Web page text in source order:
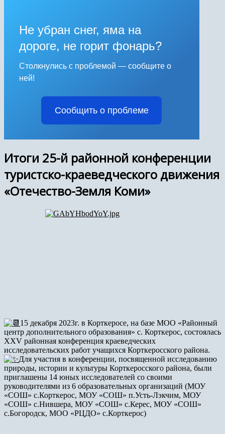
Не убран снег, яма на
дороге, не горит фонарь?
Столкнулись с проблемой — сообщите о
ней!
Сообщить о проблеме
Итоги 25-й районной конференции
туристско-краеведческого движения
«Отечество-Земля Коми»
15 декабря 2023г. в Корткеросе, на базе МОО «Районный
центр дополнительного образования» с. Корткерос, состоялась
XXV районная конференция краеведческих
исследовательских работ учащихся Корткеросского района.
Для участия в конференции, посвященной исследованию
природы, истории и культуры Корткеросского района, были
приглашены 14 юных исследователей со своими
руководителями из 6 образовательных организаций (МОУ
«СОШ» с.Корткерос, МОУ «СОШ» п.Усть-Лэкчим, МОУ
«СОШ» с.Нившера, МОУ «СОШ» с.Керес, МОУ «СОШ»
с.Богородск, МОО «РЦДО» с.Корткерос)